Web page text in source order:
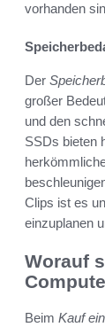
vorhanden
Der
großer
und den
SSDs bieten
Clips ist es
einzuplanen
Worauf
Beim Kauf